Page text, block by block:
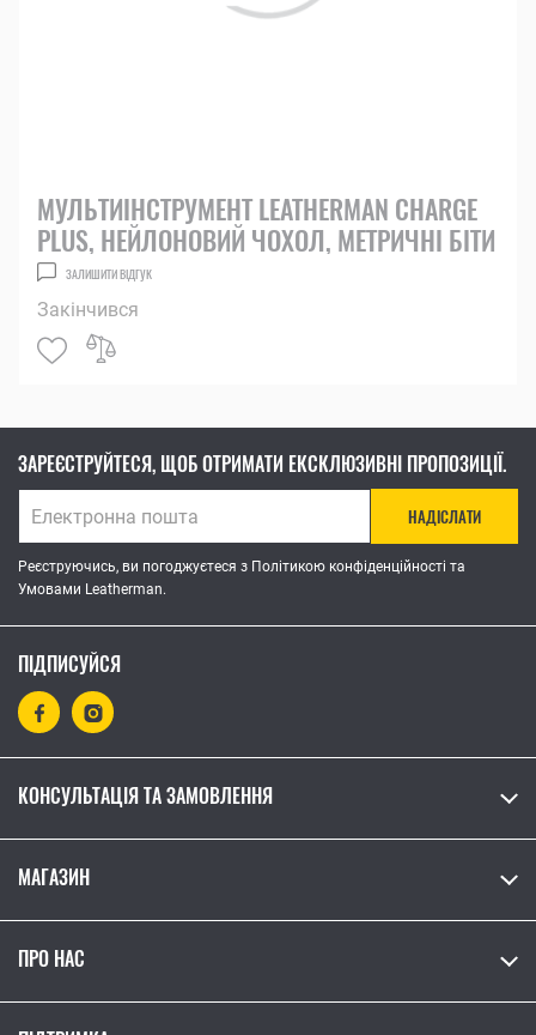
МУЛЬТИІНСТРУМЕНТ LEATHERMAN CHARGE
PLUS, НЕЙЛОНОВИЙ ЧОХОЛ, МЕТРИЧНІ БІТИ
ЗАЛИШИТИ ВІДГУК
Закінчився
ЗАРЕЄСТРУЙТЕСЯ, ЩОБ ОТРИМАТИ ЕКСКЛЮЗИВНІ ПРОПОЗИЦІЇ.
НАДІСЛАТИ
Реєструючись, ви погоджуєтеся з Політикою конфіденційності та
Умовами Leatherman.
ПІДПИСУЙСЯ
КОНСУЛЬТАЦІЯ ТА ЗАМОВЛЕННЯ
МАГАЗИН
ПРО НАС